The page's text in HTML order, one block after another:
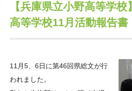
沿革 40年
中谷
役員・評議員 公
神戸賞 長期
大学院生奨学金
国
その他情報
アクセス よ
日本語
【兵庫県立小野高等学
高等学校11月活動報告書
11月5、6日に第46回県総文が行
われました。